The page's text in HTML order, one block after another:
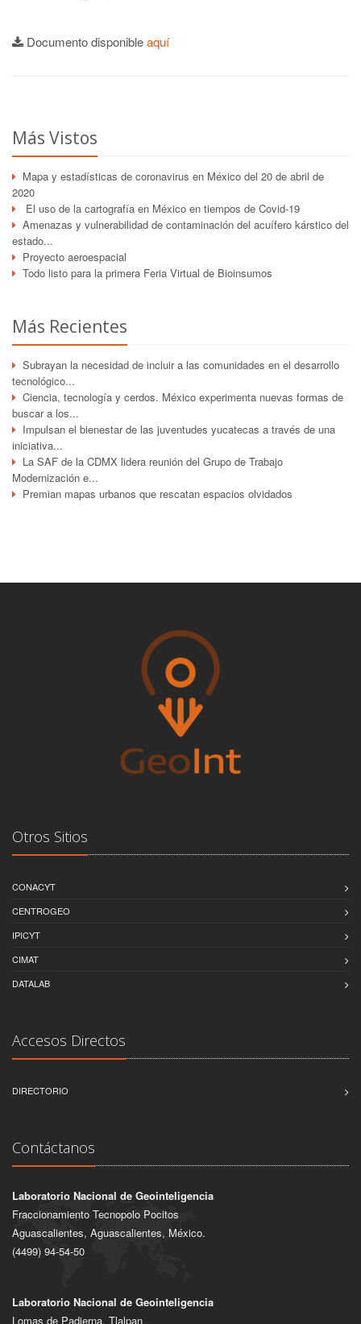
Documento disponibleaquí
Más Vistos
Mapa y estadísticas de coronavirus en México del 20 de abril de
2020
El uso de la cartografía en México en tiempos de Covid-19
Amenazas y vulnerabilidad de contaminación del acuífero kárstico del
estado...
Proyecto aeroespacial
Todo listo para la primera Feria Virtual de Bioinsumos
Más Recientes
Subrayan la necesidad de incluir a las comunidades en el desarrollo
tecnológico...
Ciencia, tecnología y cerdos. México experimenta nuevas formas de
buscar a los...
Impulsan el bienestar de las juventudes yucatecas a través de una
iniciativa...
La SAF de la CDMX lidera reunión del Grupo de Trabajo
Modernización e...
Premian mapas urbanos que rescatan espacios olvidados
Otros Sitios
CONACYT
CENTROGEO
IPICYT
CIMAT
DATALAB
Accesos Directos
DIRECTORIO
Contáctanos
Laboratorio Nacional de Geointeligencia
Fraccionamiento Tecnopolo Pocitos
Aguascalientes, Aguascalientes, México.
(4499) 94-54-50
Laboratorio Nacional de Geointeligencia
Lomas de Padierna, Tlalpan